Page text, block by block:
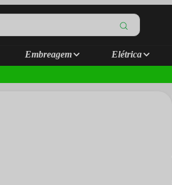
Embreagem Elétrica